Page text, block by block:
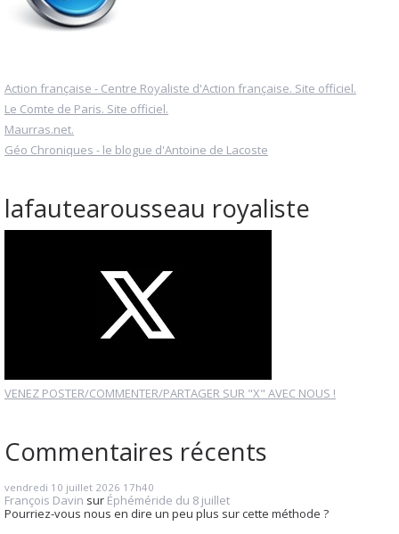
Action française - Centre Royaliste d'Action française. Site officiel.
Le Comte de Paris. Site officiel.
Maurras.net.
Géo Chroniques - le blogue d'Antoine de Lacoste
lafautearousseau royaliste
VENEZ POSTER/COMMENTER/PARTAGER SUR "X" AVEC NOUS !
Commentaires récents
vendredi 10 juillet 2026 17h40
François Davin sur Éphéméride du 8 juillet
Pourriez-vous nous en dire un peu plus sur cette méthode ?